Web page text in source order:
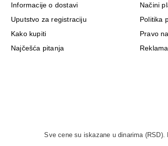
Informacije o dostavi
Uputstvo za registraciju
Kako kupiti
Najčešća pitanja
Načini
Politika
Pravo
Sve cene su iskazane u dinarima